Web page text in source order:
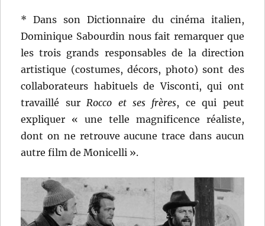
* Dans son Dictionnaire du cinéma italien,
Dominique Sabourdin nous fait remarquer que
les trois grands responsables de la direction
artistique (costumes, décors, photo) sont des
collaborateurs habituels de Visconti, qui ont
travaillé sur Rocco et ses frères, ce qui peut
expliquer « une telle magnificence réaliste,
dont on ne retrouve aucune trace dans aucun
autre film de Monicelli ».